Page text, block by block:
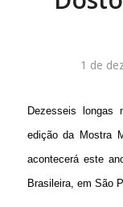
1 de
Dezesseis longas
edição da Mostra
acontecerá este
Brasileira, em São